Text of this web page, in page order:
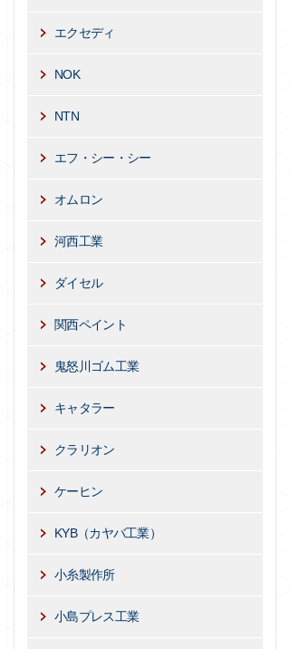
エクセディ
NOK
NTN
エフ・シー・シー
オムロン
河西工業
ダイセル
関西ペイント
鬼怒川ゴム工業
キャタラー
クラリオン
ケーヒン
KYB（カヤバ工業）
小糸製作所
小島プレス工業